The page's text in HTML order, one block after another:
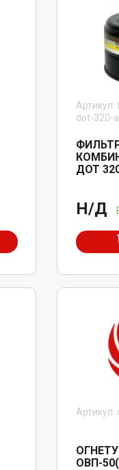
Артикул:
dot-320-
ДОТ
Н/Д
Артикул:
ОВП-